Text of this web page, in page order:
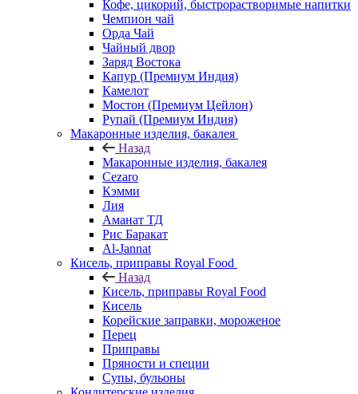
Кофе, цикорий, быстрорастворимые напитки
Чемпион чай
Орда Чай
Чайный двор
Заряд Востока
Капур (Премиум Индия)
Камелот
Мостон (Премиум Цейлон)
Рупай (Премиум Индия)
Макаронные изделия, бакалея
Назад
Макаронные изделия, бакалея
Cezaro
Кэмми
Лия
Аманат ТД
Рис Баракат
Al-Jannat
Кисель, приправы Royal Food
Назад
Кисель, приправы Royal Food
Кисель
Корейские заправки, мороженое
Перец
Приправы
Пряности и специи
Супы, бульоны